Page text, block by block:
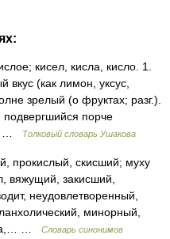
кисел, кисла, кисло. 1.
(как лимон, уксус,
зрелый (о фруктах; разг.).
порче
…
Толковый словарь Ушакова
прокислый, скисший; муху
вяжущий, закисший,
неудовлетворенный,
минорный,
…
Словарь синонимов